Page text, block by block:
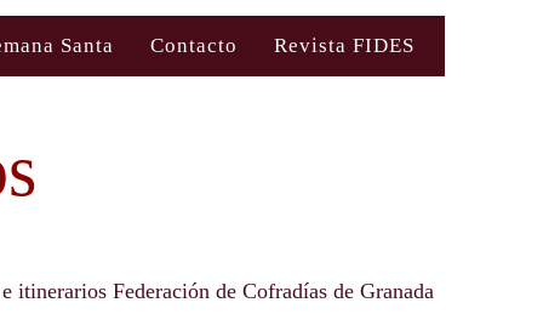
Santa Contacto Revista FIDES
itinerarios Federación de Cofradías de Granada